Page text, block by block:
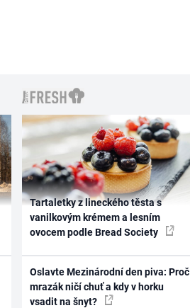
Tartaletky z lineckého těsta s
vanilkovým krémem a lesním
ovocem podle Bread Society
Oslavte Mezinárodní den piva: Proč
mrazák ničí chuť a kdy v horku
vsadit na šnyt?